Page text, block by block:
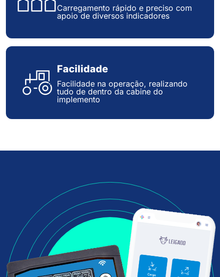
Carregamento rápido e preciso com
apoio de diversos indicadores
Facilidade
Facilidade na operação, realizando
tudo de dentro da cabine do
implemento